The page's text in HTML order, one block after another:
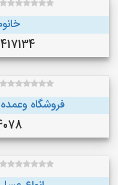
فروشگاه
()